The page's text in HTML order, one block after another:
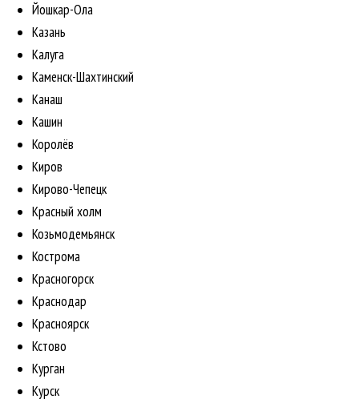
Йошкар-Ола
Казань
Калуга
Каменск-Шахтинский
Канаш
Кашин
Королёв
Киров
Кирово-Чепецк
Красный холм
Козьмодемьянск
Кострома
Красногорск
Краснодар
Красноярск
Кстово
Курган
Курск